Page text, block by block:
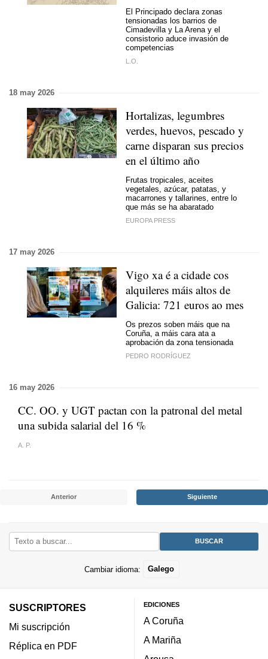
El Principado declara zonas
tensionadas los barrios de
Cimadevilla y La Arena y el
consistorio aduce invasión de
competencias
L.O.
18 may 2026
Hortalizas, legumbres
verdes, huevos, pescado y
carne disparan sus precios
en el último año
Frutas tropicales, aceites
vegetales, azúcar, patatas, y
macarrones y tallarines, entre lo
que más se ha abaratado
EUROPA PRESS
17 may 2026
Vigo xa é a cidade cos
alquileres máis altos de
Galicia: 721 euros ao mes
Os prezos soben máis que na
Coruña, a máis cara ata a
aprobación da zona tensionada
PEDRO RODRÍGUEZ
16 may 2026
CC. OO. y UGT pactan con la patronal del metal
una subida salarial del 16 %
A. P.
Anterior Siguiente
Cambiar idioma: Galego
SUSCRIPTORES
Mi suscripción
Réplica en PDF
EDICIONES
A Coruña
A Mariña